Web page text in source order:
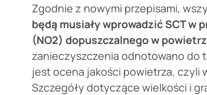
Zgodnie z nowymi przepisami,
będą musiały wprowadzić SCT
(NO2) dopuszczalnego w
zanieczyszczenia odnotowano do
jest ocena jakości powietrza, czyli
Szczegóły dotyczące wielkości i